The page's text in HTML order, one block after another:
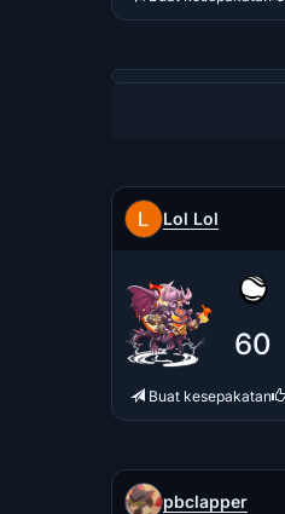
Lol Lol
60
Buat kesepakatan
pbclapper